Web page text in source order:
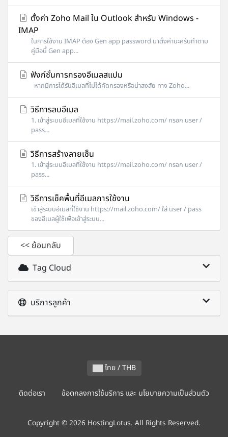
ตั้งค่า Zoho Mail ใน Outlook สำหรับ Windows -
IMAP
ในการใช้งาน IMAP ต้อง Gen app password มาตั้งค่านะครับทำตาม
คู่มือนี้ Gen app...
ฟังก์ชั่นการกรองอีเมลสแปม
หากมีการได้รับอีเมลที่ไม่ได้คัดกรองหรือน่าสงสัย ทาง Zoho...
วิธีการลบอีเมล
1. เข้าสู่ระบบอีเมลที่ใช้งาน https://mail.zoho.com/ กรอก user /
pass...
วิธีการสร้างลายเซ็น
1. เข้าสู่ระบบอีเมลที่ใช้งาน https://mail.zoho.com/ กรอก user /
pass...
วิธีการเช็คพื้นที่อีเมลการใช้งาน
เข้าสู่ระบบอีเมลที่ใช้งาน https://mail.zoho.com/ ใส่ user / pass
ของอีเมลผู้ใช้เพื่อเข้าสู่ระบบ...
<< ย้อนกลับ
Tag Cloud
บริการลูกค้า
ไทย / THB
ติดต่อเรา ข้อตกลงการใช้บริการ และ นโยบายความเป็นส่วนตัว
Copyright © 2026 HostingLotus. All Rights Reserved.